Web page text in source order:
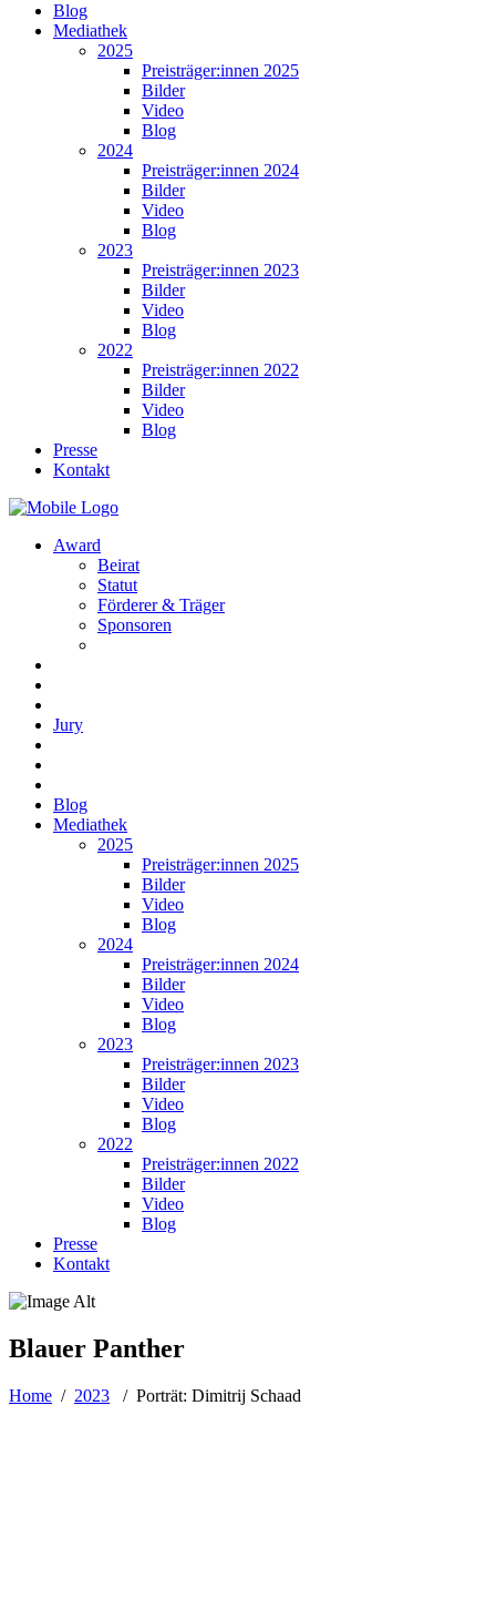
Blog
Mediathek
2025
Preisträger:innen 2025
Bilder
Video
Blog
2024
Preisträger:innen 2024
Bilder
Video
Blog
2023
Preisträger:innen 2023
Bilder
Video
Blog
2022
Preisträger:innen 2022
Bilder
Video
Blog
Presse
Kontakt
Award
Beirat
Statut
Förderer & Träger
Sponsoren
Jury
Blog
Mediathek
2025
Preisträger:innen 2025
Bilder
Video
Blog
2024
Preisträger:innen 2024
Bilder
Video
Blog
2023
Preisträger:innen 2023
Bilder
Video
Blog
2022
Preisträger:innen 2022
Bilder
Video
Blog
Presse
Kontakt
Blauer Panther
Home / 2023 / Porträt: Dimitrij Schaad